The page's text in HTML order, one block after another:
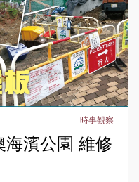
時事觀察
海濱公園 維修